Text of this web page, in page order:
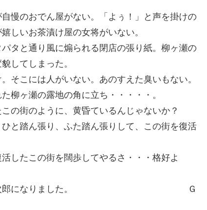
慢のおでん屋がない。「よぅ！」と声を掛けの
しいお茶漬け屋の女将がいない。
タと通り風に煽られる閉店の張り紙。柳ヶ瀬の
してしまった。
そこには人がいない。あのすえた臭いもない。
柳ヶ瀬の露地の角に立ち・・・・・。
の街のように、黄昏ているんじゃないか？
と踏ん張り、ふた踏ん張りして、この街を復活
したこの街を闊歩してやるさ・・・格好よ
わず、裕次郎になりました。 Ｇ